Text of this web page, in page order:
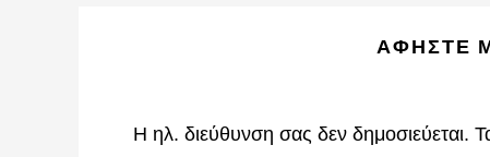
ΑΦΉΣΤΕ
Η ηλ. διεύθυνση σας δεν δημοσιεύεται.